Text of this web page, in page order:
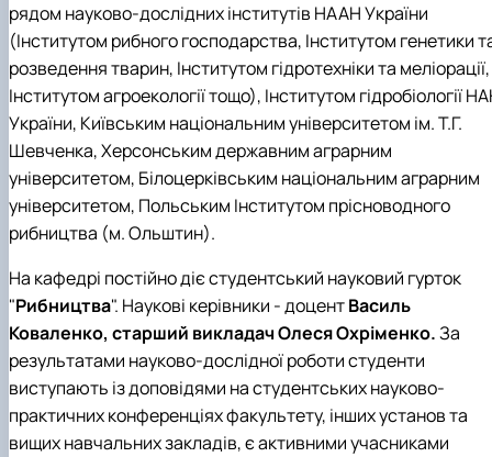
рядом науково-дослідних інститутів НААН України
(Інститутом рибного господарства, Інститутом генетики
розведення тварин, Інститутом гідротехніки та меліорації,
Інститутом агроекології тощо), Інститутом гідробіології
України, Київським національним університетом ім. Т.Г.
Шевченка, Херсонським державним аграрним
університетом, Білоцерківським національним аграрним
університетом, Польським Інститутом прісноводного
рибництва (м. Ольштин).
На кафедрі постійно діє студентський науковий гурток
"Рибництва". Наукові керівники - доцентВасиль
Коваленко, старший викладач Олеся Охріменко.За
результатами науково-дослідної роботи студенти
виступають із доповідями на студентських науково-
практичних конференціях факультету, інших установ та
вищих навчальних закладів, є активними учасниками